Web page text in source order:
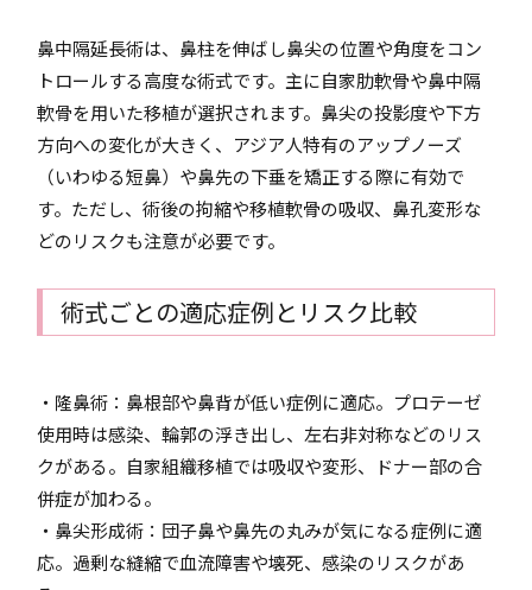
鼻中隔延長術は、鼻柱を伸ばし鼻尖の位置や角度をコン
トロールする高度な術式です。主に自家肋軟骨や鼻中隔
軟骨を用いた移植が選択されます。鼻尖の投影度や下方
方向への変化が大きく、アジア人特有のアップノーズ
（いわゆる短鼻）や鼻先の下垂を矯正する際に有効で
す。ただし、術後の拘縮や移植軟骨の吸収、鼻孔変形な
どのリスクも注意が必要です。
術式ごとの適応症例とリスク比較
・隆鼻術：鼻根部や鼻背が低い症例に適応。プロテーゼ
使用時は感染、輪郭の浮き出し、左右非対称などのリス
クがある。自家組織移植では吸収や変形、ドナー部の合
併症が加わる。
・鼻尖形成術：団子鼻や鼻先の丸みが気になる症例に適
応。過剰な縫縮で血流障害や壊死、感染のリスクがあ